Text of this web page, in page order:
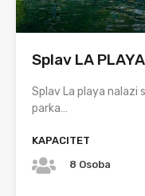
Splav LA PLAYA
Splav La playa nalazi
parka…
KAPACITET
8 Osoba